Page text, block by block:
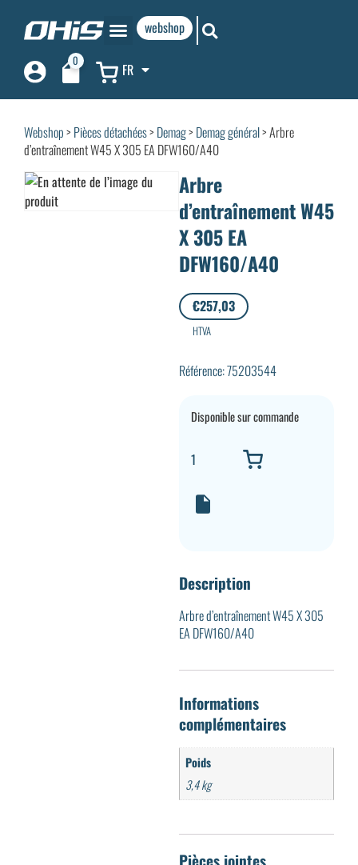
webshop
0 FR
Webshop> Pièces détachées> Demag> Demag général> Arbre
d’entraînement W45 X 305 EA DFW160/A40
Arbre
d’entraînement W45
X 305 EA
DFW160/A40
€257,03
HTVA
Référence: 75203544
Disponible sur commande
Description
Arbre d’entraînement W45 X 305
EA DFW160/A40
Informations
complémentaires
Poids
3,4 kg